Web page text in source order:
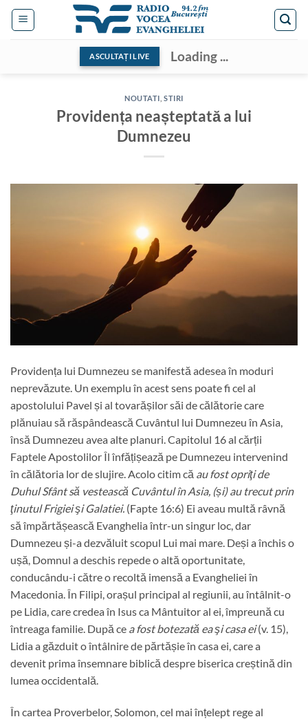
Skip
ASCULTAȚI LIVE Loading ...
NOUTATI ,STIRI
Providența neașteptată a lui
Dumnezeu
Providența lui Dumnezeu se manifestă adesea în moduri
neprevăzute. Un exemplu în acest sens poate fi cel al
apostolului Pavel și al tovarășilor săi de călătorie care
plănuiau să răspândească Cuvântul lui Dumnezeu în Asia,
însă Dumnezeu avea alte planuri. Capitolul 16 al cărții
Faptele Apostolilor Îl înfățișează pe Dumnezeu intervenind
în călătoria lor de slujire. Acolo citim că au fost opriţi de
Duhul Sfânt să vestească Cuvântul în Asia, (și) au trecut prin
ţinutul Frigiei şi Galatiei. (Fapte 16:6) Ei aveau multă râvnă
să împărtășească Evanghelia într-un singur loc, dar
Dumnezeu și-a dezvăluit scopul Lui mai mare. Deși a închis o
ușă, Domnul a deschis repede o altă oportunitate,
conducându-i către o recoltă imensă a Evangheliei în
Macedonia. În Filipi, orașul principal al regiunii, au întâlnit-o
pe Lidia, care credea în Isus ca Mântuitor al ei, împreună cu
întreaga familie. După ce a fost botezată ea şi casa ei(v. 15),
Lidia a găzduit o întâlnire de părtășie în casa ei, care a
devenit prima însemnare biblică despre biserica creștină din
lumea occidentală.
În cartea Proverbelor, Solomon, cel mai înțelept rege al